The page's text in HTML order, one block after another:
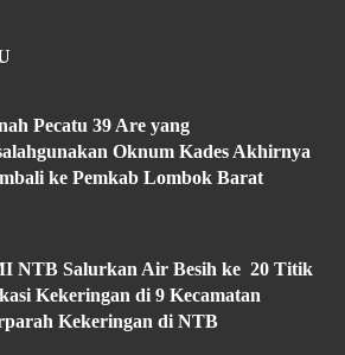
Pecatu 39 Are yang
Oknum Kades Akhirnya
ke Pemkab Lombok Barat
NTB Salurkan Air Besih ke 20 Titik
Kekeringan di 9 Kecamatan
Kekeringan di NTB